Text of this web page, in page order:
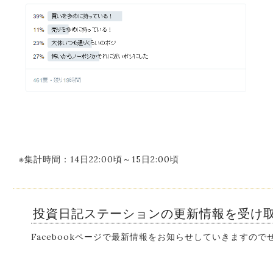
※集計時間：14日22:00頃～15日2:00頃
投資日記ステーションの更新情報を受け
Facebookページで最新情報をお知らせしていきますので